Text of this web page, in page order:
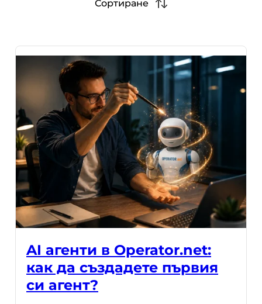
Сортиране
AI агенти в Operator.net:
как да създадете първия
си агент?